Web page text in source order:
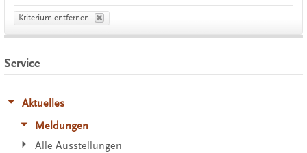
Kriterium entfernen
Service
Aktuelles
Meldungen
Alle Ausstellungen